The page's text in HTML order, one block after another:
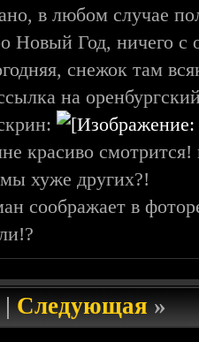
в любом случае
Новый Год, ничего с
снежок там
на
красиво
хуже других?!
соображает в
|Следующая»